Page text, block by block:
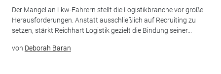
Der Mangel an Lkw-Fahrern stellt die Logistikbranche vor große
Herausforderungen. Anstatt ausschließlich auf Recruiting zu
setzen, stärkt Reichhart Logistik gezielt die Bindung seiner...
von Deborah Baran